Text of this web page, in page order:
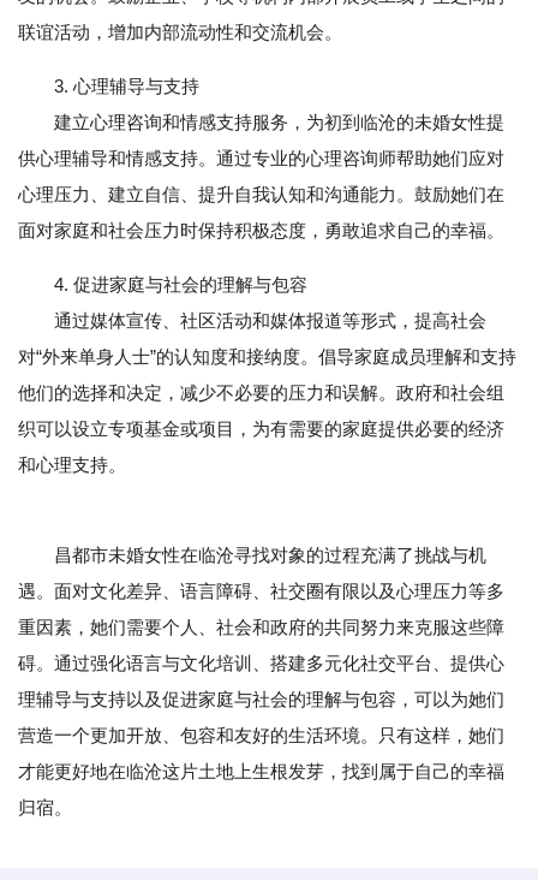
联谊活动，增加内部流动性和交流机会。
3. 心理辅导与支持
建立心理咨询和情感支持服务，为初到临沧的未婚女性提
供心理辅导和情感支持。通过专业的心理咨询师帮助她们应对
心理压力、建立自信、提升自我认知和沟通能力。鼓励她们在
面对家庭和社会压力时保持积极态度，勇敢追求自己的幸福。
4. 促进家庭与社会的理解与包容
通过媒体宣传、社区活动和媒体报道等形式，提高社会
对“外来单身人士”的认知度和接纳度。倡导家庭成员理解和支持
他们的选择和决定，减少不必要的压力和误解。政府和社会组
织可以设立专项基金或项目，为有需要的家庭提供必要的经济
和心理支持。
昌都市未婚女性在临沧寻找对象的过程充满了挑战与机
遇。面对文化差异、语言障碍、社交圈有限以及心理压力等多
重因素，她们需要个人、社会和政府的共同努力来克服这些障
碍。通过强化语言与文化培训、搭建多元化社交平台、提供心
理辅导与支持以及促进家庭与社会的理解与包容，可以为她们
营造一个更加开放、包容和友好的生活环境。只有这样，她们
才能更好地在临沧这片土地上生根发芽，找到属于自己的幸福
归宿。